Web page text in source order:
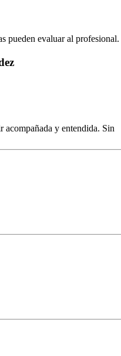
pueden evaluar al profesional.
acompañada y entendida. Sin